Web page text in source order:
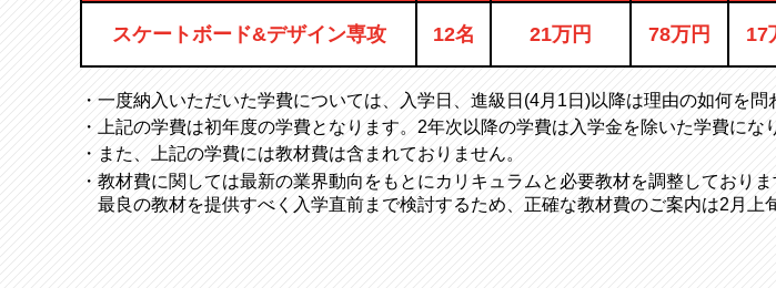
スケートボード&デザイン専攻 12名 21万円 78万円 17
・一度納入いただいた学費については、入学日、進級日(4月1日)以降は理由の如何を問
・上記の学費は初年度の学費となります。2年次以降の学費は入学金を除いた学費にな
・また、上記の学費には教材費は含まれておりません。
・教材費に関しては最新の業界動向をもとにカリキュラムと必要教材を調整しておりま
最良の教材を提供すべく入学直前まで検討するため、正確な教材費のご案内は2月上